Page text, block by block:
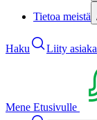
Tietoa meistä
Haku Liity
Mene Etusivulle